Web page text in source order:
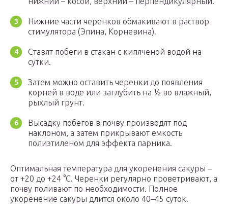
Нижние части черенков обмакивают в раствор
стимулятора (Эпина, Корневина).
Ставят побеги в стакан с кипяченой водой на
сутки.
Затем можно оставить черенки до появления
корней в воде или заглубить на ½ во влажный,
рыхлый грунт.
Высадку побегов в почву производят под
наклоном, а затем прикрывают емкость
полиэтиленом для эффекта парника.
Оптимальная температура для укоренения сакуры –
от +20 до +24 °С. Черенки регулярно проветривают, а
почву поливают по необходимости. Полное
укоренение сакуры длится около 40–45 суток.